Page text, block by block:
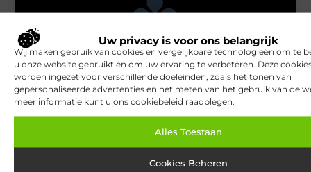
Uw privacy is voor ons belangrijk
Wij maken gebruik van cookies en vergelijkbare technologieën om te
u onze website gebruikt en om uw ervaring te verbeteren. Deze
worden ingezet voor verschillende doeleinden, zoals het tonen van
gepersonaliseerde advertenties en het meten van het gebruik van de
meer informatie kunt u ons cookiebeleid raadplegen.
Alles Toestaan
Cookies Beheren
Van Lennep Kliniek: Expertise en esthetiek in perfecte balans
TOERISME